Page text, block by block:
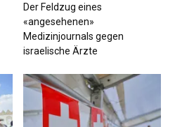
Der Feldzug eines
«angesehenen»
Medizinjournals gegen
israelische Ärzte